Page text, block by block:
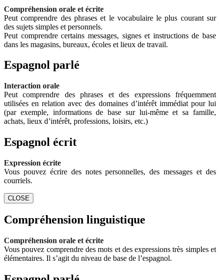
Compréhension orale et écrite
Peut comprendre des phrases et le vocabulaire le plus courant sur
des sujets simples et personnels.
Peut comprendre certains messages, signes et instructions de base
dans les magasins, bureaux, écoles et lieux de travail.
Espagnol parlé
Interaction orale
Peut comprendre des phrases et des expressions fréquemment
utilisées en relation avec des domaines d’intérêt immédiat pour lui
(par exemple, informations de base sur lui-même et sa famille,
achats, lieux d’intérêt, professions, loisirs, etc.)
Espagnol écrit
Expression écrite
Vous pouvez écrire des notes personnelles, des messages et des
courriels.
CLOSE
Compréhension linguistique
Compréhension orale et écrite
Vous pouvez comprendre des mots et des expressions très simples et
élémentaires. Il s’agit du niveau de base de l’espagnol.